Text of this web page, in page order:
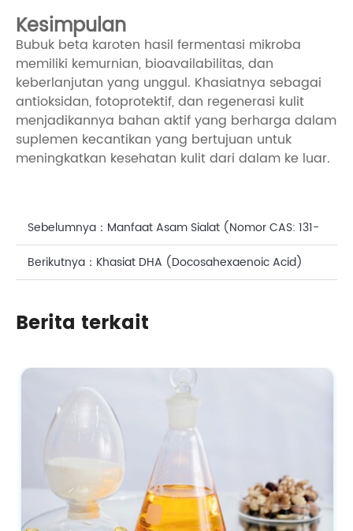
Kesimpulan
Bubuk beta karoten hasil fermentasi mikroba
memiliki kemurnian, bioavailabilitas, dan
keberlanjutan yang unggul. Khasiatnya sebagai
antioksidan, fotoprotektif, dan regenerasi kulit
menjadikannya bahan aktif yang berharga dalam
suplemen kecantikan yang bertujuan untuk
meningkatkan kesehatan kulit dari dalam ke luar.
Sebelumnya： Manfaat Asam Sialat (Nomor CAS: 131-
48-6) Suplemen Pemutih untuk Perawatan Kulit
Berikutnya： Khasiat DHA (Docosahexaenoic Acid)
Berita terkait